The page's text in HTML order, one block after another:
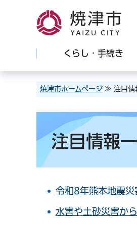
焼津市
くらし・手続き
焼津市ホームページ ≫ 注目情
注目情報
令和8年熊本地震災
水害や土砂災害か